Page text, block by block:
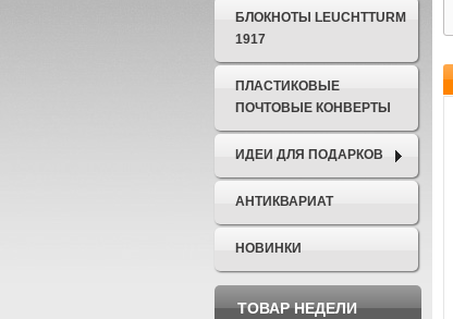
БЛОКНОТЫ LEUCHTTURM
1917
ПЛАСТИКОВЫЕ
ПОЧТОВЫЕ КОНВЕРТЫ
ИДЕИ ДЛЯ ПОДАРКОВ
АНТИКВАРИАТ
НОВИНКИ
ТОВАР НЕДЕЛИ